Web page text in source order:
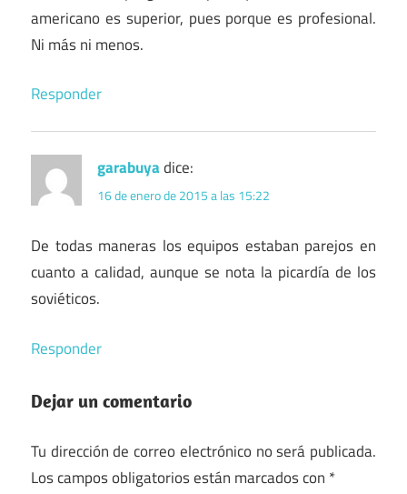
americano es superior, pues porque es profesional.
Ni más ni menos.
Responder
garabuyadice:
16 de enero de 2015 a las 15:22
De todas maneras los equipos estaban parejos en
cuanto a calidad, aunque se nota la picardía de los
soviéticos.
Responder
Dejar un comentario
Tu dirección de correo electrónico no será publicada.
Los campos obligatorios están marcados con *